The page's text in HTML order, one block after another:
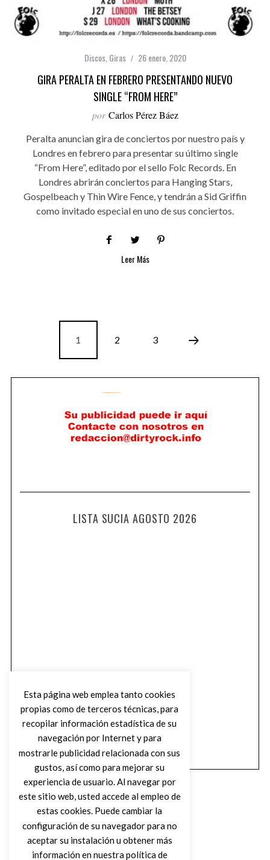
Discos, Giras 26 enero, 2020
GIRA PERALTA EN FEBRERO PRESENTANDO NUEVO
SINGLE “FROM HERE”
por Carlos Pérez Báez
Peralta anuncian gira de conciertos por nuestro país y
Londres en febrero para presentar su último single
“From Here”, editado por el sello Folc Records. En
Londres abrirán conciertos para Hanging Stars,
Gospelbeach y Thin Wire Fence, y tendrán a Sid Griffin
como invitado especial en uno de sus conciertos.
Leer Más
1 2 3
LISTA SUCIA AGOSTO 2026
(C) DIRTY ROCK MAGAZINE
Esta página web emplea tanto cookies
propias como de terceros técnicas, para
recopilar información estadística de su
navegación por Internet y para
mostrarle publicidad relacionada con sus
gustos, así como para mejorar su
experiencia de usuario. Al navegar por
este sitio web, usted accede al empleo de
estas cookies. Puede cambiar la
configuración de su navegador para no
aceptar su instalación u obtener más
información en nuestra política de